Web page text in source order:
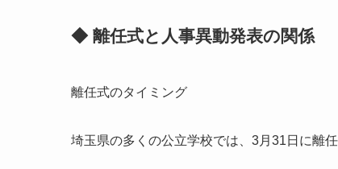
◆ 離任式と人事異動発表の関係
離任式のタイミング
埼玉県の多くの公立学校では、3月31日に離任